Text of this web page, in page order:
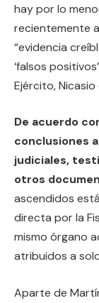
hay por lo
recientemente
“evidencia
‘falsos
Ejército,
De acuerdo
conclusiones
judiciales,
otros
ascendidos
directa por la
mismo órgano
atribuidos a
Aparte de